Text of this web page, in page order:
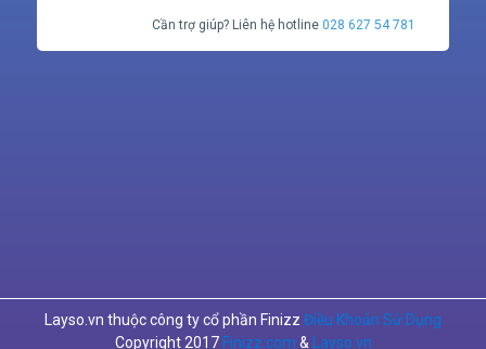
Cần trợ giúp? Liên hệ hotline028 627 54 781
Layso.vn thuộc công ty cổ phần Finizz Điều Khoản Sử Dụng
Copyright 2017 Finizz.com & Layso.vn